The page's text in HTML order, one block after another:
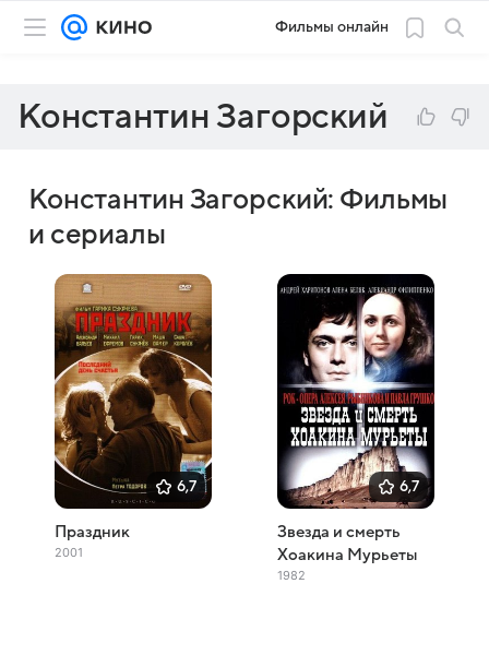
Фильмы онлайн
Константин Загорский
Константин Загорский: Фильмы
и сериалы
6,7
Праздник
2001
6,7
Звезда и смерть
Хоакина Мурьеты
1982